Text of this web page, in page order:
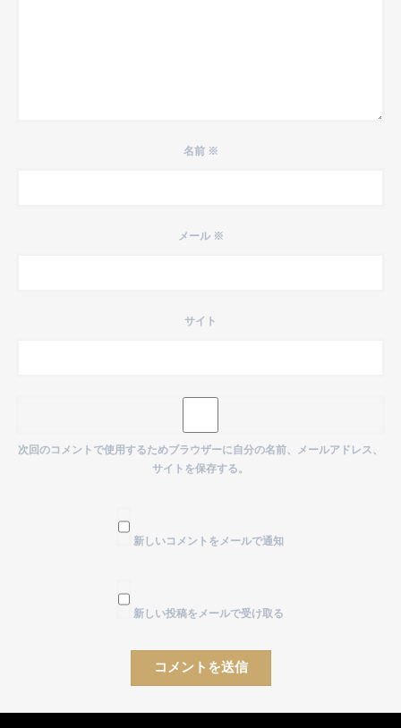
名前 ※
メール ※
サイト
次回のコメントで使用するためブラウザーに自分の名前、メールアドレス、
サイトを保存する。
新しいコメントをメールで通知
新しい投稿をメールで受け取る